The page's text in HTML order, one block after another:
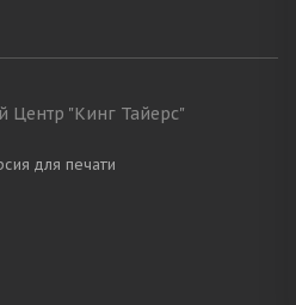
"Кинг Тайерс"
для печати